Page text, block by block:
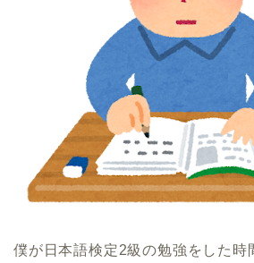
僕が日本語検定2級の勉強をした時